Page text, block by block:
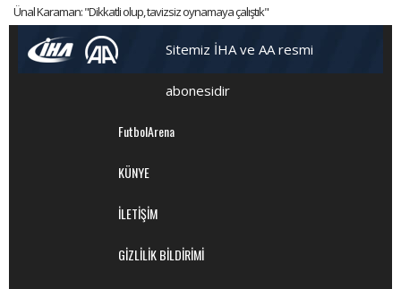
Ünal Karaman: "Dikkatli olup, tavizsiz oynamaya çalıştık"
Sitemiz İHA ve AA resmi
abonesidir
FutbolArena
KÜNYE
İLETİŞİM
GİZLİLİK BİLDİRİMİ